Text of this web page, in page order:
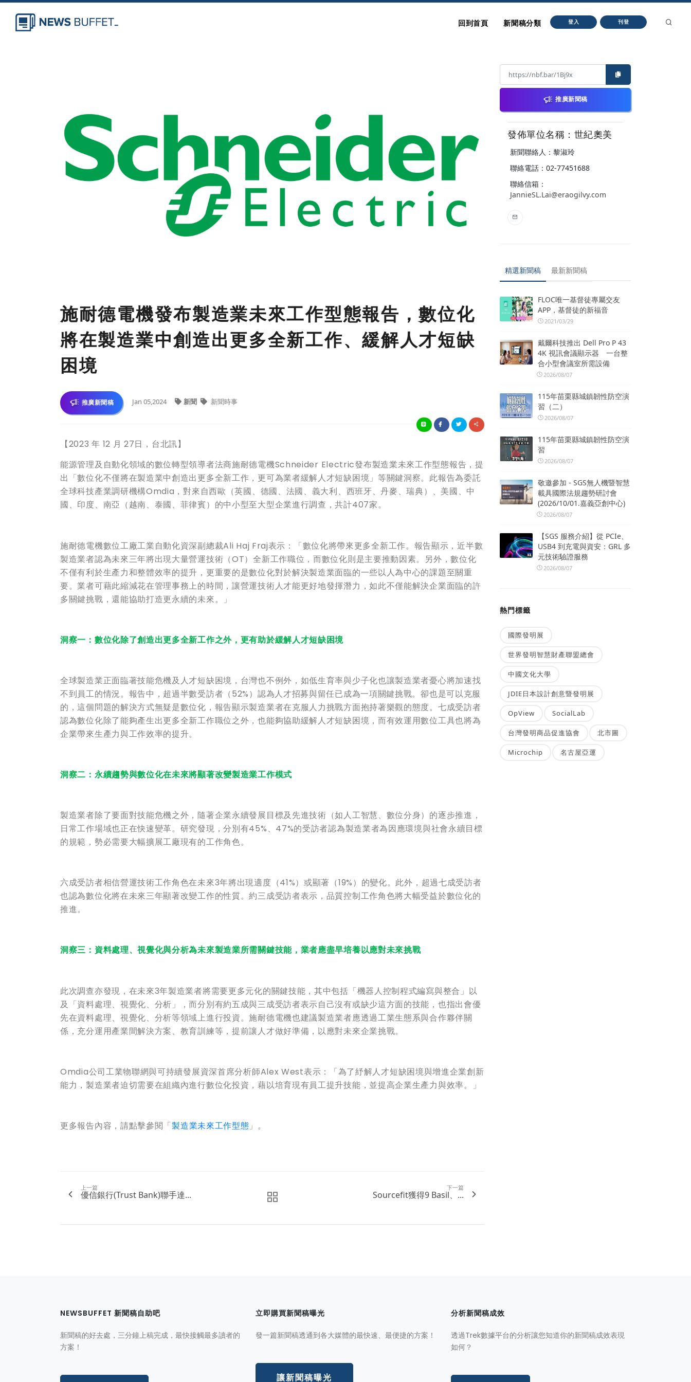
回到首頁 新聞稿分類 登入 刊登
施耐德電機發布製造業未來工作型態報告，數位化
將在製造業中創造出更多全新工作、緩解人才短缺
困境
推廣新聞稿 Jan 05,2024 新聞 新聞時事
【2023 年 12 月 27日，台北訊】
能源管理及自動化領域的數位轉型領導者法商施耐德電機Schneider Electric發布製造業未來工作型態報告，提
出「數位化不僅將在製造業中創造出更多全新工作，更可為業者緩解人才短缺困境」等關鍵洞察。此報告為委託
全球科技產業調研機構Omdia，對來自西歐（英國、德國、法國、義大利、西班牙、丹麥、瑞典）、美國、中
國、印度、南亞（越南、泰國、菲律賓）的中小型至大型企業進行調查，共計407家。
施耐德電機數位工廠工業自動化資深副總裁Ali Haj Fraj表示：「數位化將帶來更多全新工作。報告顯示，近半數
製造業者認為未來三年將出現大量營運技術（OT）全新工作職位，而數位化則是主要推動因素。另外，數位化
不僅有利於生產力和整體效率的提升，更重要的是數位化對於解決製造業面臨的一些以人為中心的課題至關重
要。業者可藉此縮減花在管理事務上的時間，讓營運技術人才能更好地發揮潛力，如此不僅能解決企業面臨的許
多關鍵挑戰，還能協助打造更永續的未來。」
洞察一：數位化除了創造出更多全新工作之外，更有助於緩解人才短缺困境
全球製造業正面臨著技能危機及人才短缺困境，台灣也不例外，如低生育率與少子化也讓製造業者憂心將加速找
不到員工的情況。報告中，超過半數受訪者（52%）認為人才招募與留任已成為一項關鍵挑戰。卻也是可以克服
的，這個問題的解決方式無疑是數位化，報告顯示製造業者在克服人力挑戰方面抱持著樂觀的態度。七成受訪者
認為數位化除了能夠產生出更多全新工作職位之外，也能夠協助緩解人才短缺困境，而有效運用數位工具也將為
企業帶來生產力與工作效率的提升。
洞察二：永續趨勢與數位化在未來將顯著改變製造業工作模式
製造業者除了要面對技能危機之外，隨著企業永續發展目標及先進技術（如人工智慧、數位分身）的逐步推進，
日常工作場域也正在快速變革。研究發現，分別有45%、47%的受訪者認為製造業者為因應環境與社會永續目標
的規範，勢必需要大幅擴展工廠現有的工作角色。
六成受訪者相信營運技術工作角色在未來3年將出現適度（41%）或顯著（19%）的變化。此外，超過七成受訪者
也認為數位化將在未來三年顯著改變工作的性質。約三成受訪者表示，品質控制工作角色將大幅受益於數位化的
推進。
洞察三：資料處理、視覺化與分析為未來製造業所需關鍵技能，業者應盡早培養以應對未來挑戰
此次調查亦發現，在未來3年製造業者將需要更多元化的關鍵技能，其中包括「機器人控制程式編寫與整合」以
及「資料處理、視覺化、分析」，而分別有約五成與三成受訪者表示自己沒有或缺少這方面的技能，也指出會優
先在資料處理、視覺化、分析等領域上進行投資。施耐德電機也建議製造業者應透過工業生態系與合作夥伴關
係，充分運用產業間解決方案、教育訓練等，提前讓人才做好準備，以應對未來企業挑戰。
Omdia公司工業物聯網與可持續發展資深首席分析師Alex West表示：「為了紓解人才短缺困境與增進企業創新
能力，製造業者迫切需要在組織內進行數位化投資，藉以培育現有員工提升技能，並提高企業生產力與效率。」
更多報告內容，請點擊參閱「製造業未來工作型態 」。
上一篇
優信銀行(Trust Bank)聯手達...
下一篇
Sourcefit獲得9 Basil、...
推廣新聞稿
發佈單位名稱：世紀奧美
新聞聯絡人：黎淑玲
聯絡電話：02-77451688
聯絡信箱：
JannieSL.Lai@eraogilvy.com
精選新聞稿 最新新聞稿
FLOC唯一基督徒專屬交友
APP，基督徒的新福音
2021/03/29
戴爾科技推出 Dell Pro P 43
4K 視訊會議顯示器 一台整
合小型會議室所需設備
2026/08/07
115年苗栗縣城鎮韌性防空演
習（二）
2026/08/07
115年苗栗縣城鎮韌性防空演
習
2026/08/07
敬邀參加 - SGS無人機暨智慧
載具國際法規趨勢研討會
(2026/10/01.嘉義亞創中心)
2026/08/07
【SGS 服務介紹】從 PCIe、
USB4 到充電與資安：GRL 多
元技術驗證服務
2026/08/07
熱門標籤
國際發明展
世界發明智慧財產聯盟總會
中國文化大學
JDIE日本設計創意暨發明展
OpView SocialLab
台灣發明商品促進協會 北市圖
Microchip 名古屋亞運
NEWSBUFFET 新聞稿自助吧
新聞稿的好去處，三分鐘上稿完成，最快接觸最多讀者的
方案！
立即購買新聞稿曝光
發一篇新聞稿透通到各大媒體的最快速、最便捷的方案！
讓新聞稿曝光
分析新聞稿成效
透過Trek數據平台的分析讓您知道你的新聞稿成效表現
如何？